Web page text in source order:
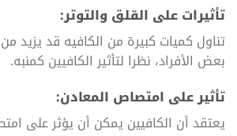
تأثيرات على القلق والتوتر:
تناول كميات كبيرة من الكافيه قد يزيد
بعض الأفراد، نظرا لتأثير الكافيين كمنبه.
تأثير على امتصاص المعادن:
يعتقد أن الكافيين يمكن أن يؤثر على